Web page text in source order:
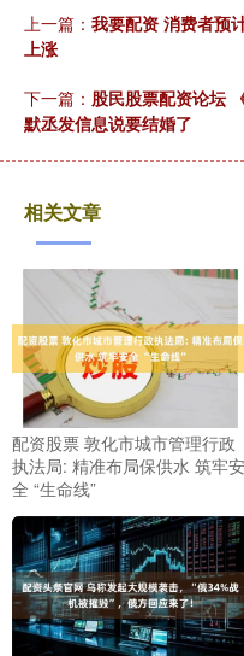
上一篇： 我要配资 消费者预
上涨
下一篇： 股民股票配资论坛
默丞发信息说要结婚了
相关文章
配资股票 敦化市城市管理行政
执法局: 精准布局保供水 筑牢安
全 “生命线”